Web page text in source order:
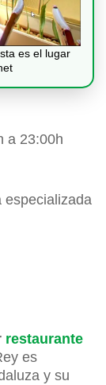
es el lugar
a 23:00h
especializada
restaurante
es
y su